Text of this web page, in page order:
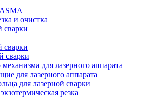
и очистка
сварки
сварки
сварки
для лазерного аппарата
для лазерного аппарата
для лазерной сварки
резка